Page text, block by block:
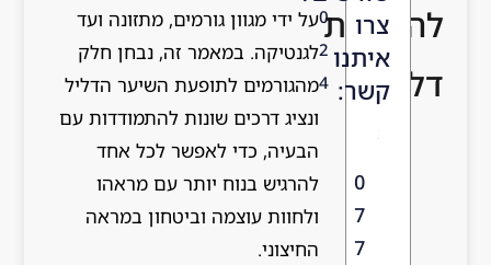
להיראות
דליל?
צרו
איתנו
קשר:
0
7
7
0
2
4
על ידי מגוון גורמים, מתזונה ועד
לגנטיקה. במאמר זה, נבחן חלק
מהגורמים לתופעת השיער הדליל
ונציג דרכים שונות להתמודדות עם
הבעיה, כדי לאפשר לכל אחד
להרגיש בנוח יותר עם מראהו
ולחוות עוצמה וביטחון במראה
החיצוני.